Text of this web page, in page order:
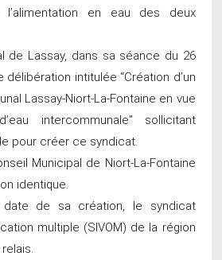
l’alimentation en eau des deux
de Lassay, dans sa séance du 26
délibération intitulée “Création d’un
Lassay-Niort-La-Fontaine en vue
intercommunale” sollicitant
pour créer ce syndicat.
Municipal de Niort-La-Fontaine
identique.
de sa création, le syndicat
multiple (SIVOM) de la région